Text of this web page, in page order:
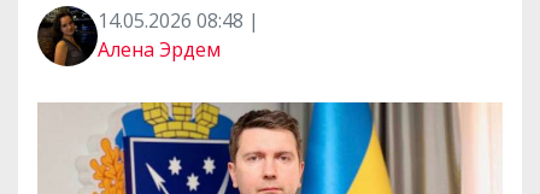
14.05.2026 08:48 |
Алена Эрдем